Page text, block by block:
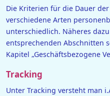
Die Kriterien für die Dauer
verschiedene Arten
unterschiedlich. Näheres
entsprechenden Abschnitten
Kapitel „Geschäftsbezogene
Tracking
Unter Tracking versteht man